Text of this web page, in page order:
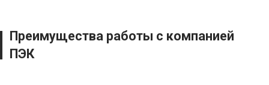
Преимущества работы с компанией
ПЭК